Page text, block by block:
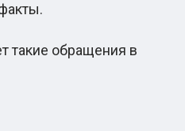
такие обращения в